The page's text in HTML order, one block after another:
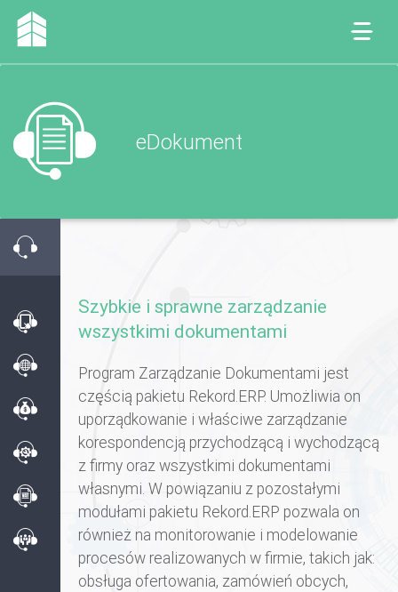
eDokument
Szybkie i sprawne zarządzanie
wszystkimi dokumentami
Program Zarządzanie Dokumentami jest
częścią pakietu Rekord.ERP. Umożliwia on
uporządkowanie i właściwe zarządzanie
korespondencją przychodzącą i wychodzącą
z firmy oraz wszystkimi dokumentami
własnymi. W powiązaniu z pozostałymi
modułami pakietu Rekord.ERP pozwala on
również na monitorowanie i modelowanie
procesów realizowanych w firmie, takich jak:
obsługa ofertowania, zamówień obcych,